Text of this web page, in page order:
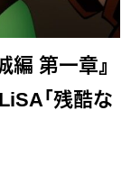
編 第一章』
「残酷な